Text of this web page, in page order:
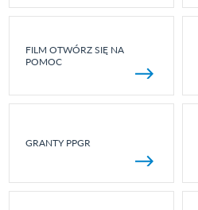
FILM OTWÓRZ SIĘ NA
POMOC
GRANTY PPGR